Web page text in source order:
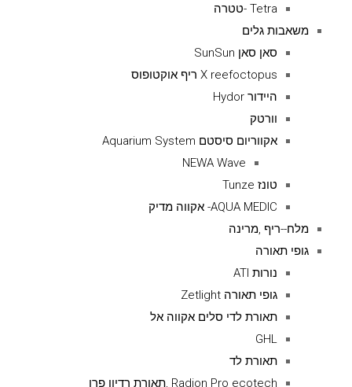
Tetra -טטרה
משאבות גלים
סאן סאן SunSun
X reefoctopus ריף אוקטופוס
היידור Hydor
וורטק
אקווריום סיסטם Aquarium System
NEWA Wave
טונז Tunze
AQUA MEDIC- אקווה מדיק
מלח--ריף ,מרינה
גופי תאורה
נורות ATI
גופי תאורה Zetlight
תאורת לדי סלים אקווה אל
GHL
תאורת לד
Radion Pro ecotech ,תאורת רדיון פרו